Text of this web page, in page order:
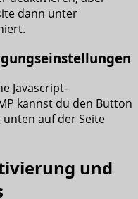
dann unter
Javascript-
kannst du den Button
auf der Seite
und